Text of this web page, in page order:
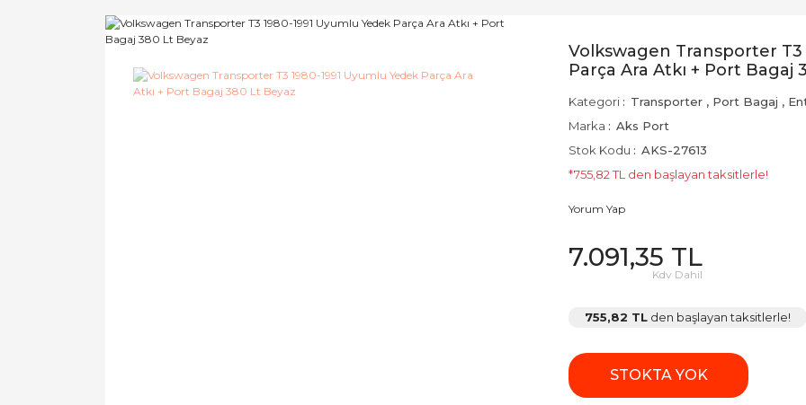
Volkswagen Transporter T3
Parça Ara Atkı + Port Bagaj
Kategori Transporter , Port Bagaj ,
Marka
Aks Port
Stok Kodu
AKS-27613
*755,82 TL den başlayan taksitlerle!
Yorum Yap
7.091,35 TL
Kdv Dahil
755,82 TL den başlayan taksitlerle!
STOKTA YOK